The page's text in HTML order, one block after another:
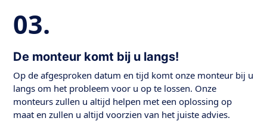
03.
De monteur komt bij u langs!
Op de afgesproken datum en tijd komt onze monteur bij u
langs om het probleem voor u op te lossen. Onze
monteurs zullen u altijd helpen met een oplossing op
maat en zullen u altijd voorzien van het juiste advies.